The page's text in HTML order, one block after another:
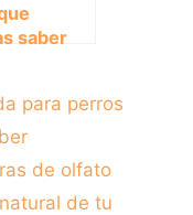
saber
y
en un
para perros
de olfato
de tu